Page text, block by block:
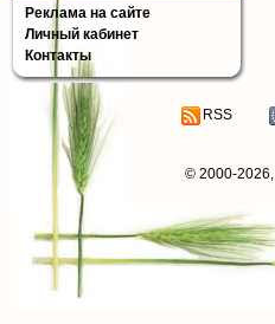
Реклама на сайте
Личный кабинет
Контакты
RSS
© 2000-2026,